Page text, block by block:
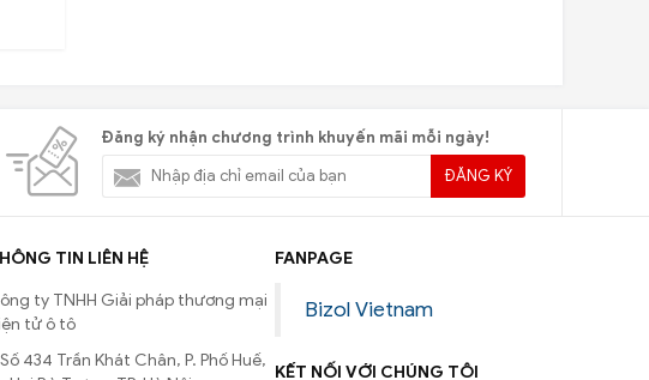
Đăng ký nhận chương trình khuyến mãi mỗi ngày!
ĐĂNG KÝ
TIN LIÊN HỆ
ty TNHH Giải pháp thương mại
tử ô tô
Số 434 Trần Khát Chân, P. Phố Huế,
FANPAGE
Bizol Vietnam
KẾT NỐI VỚI CHÚNG TÔI